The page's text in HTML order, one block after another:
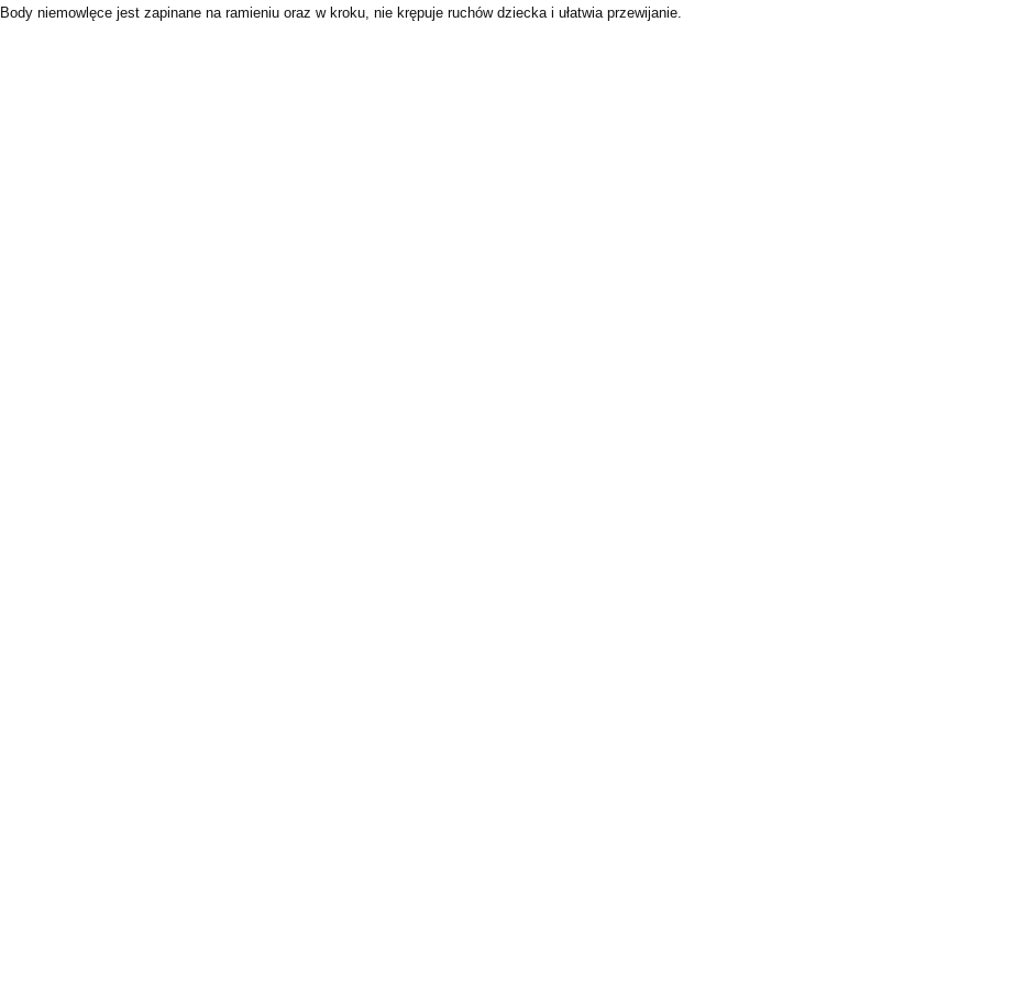
Body niemowlęce jest zapinane na ramieniu oraz w kroku, nie krępuje ruchów dziecka i ułatwia przewijanie.